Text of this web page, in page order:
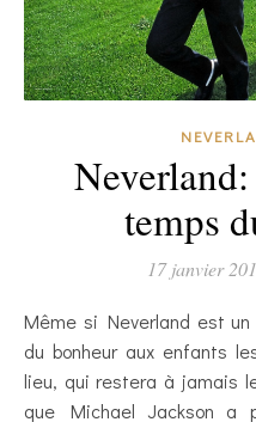
temps
17 janvier
Même si Neverland est un endroit construit pour apporter
du bonheur aux enfants
lieu, qui restera à jamais
que Michael Jackson a